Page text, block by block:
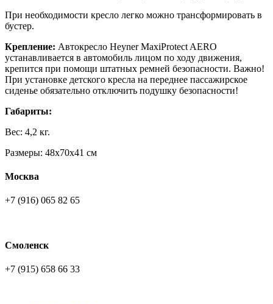
При необходимости кресло легко можно трансформировать в
бустер.
Крепление: Автокресло Heyner MaxiProtect AERO
устанавливается в автомобиль лицом по ходу движения,
крепится при помощи штатных ремней безопасности. Важно!
При установке детского кресла на переднее пассажирское
сиденье обязательно отключить подушку безопасности!
Габариты:
Вес: 4,2 кг.
Размеры: 48х70x41 см
Москва
+7 (916) 065 82 65
Смоленск
+7 (915) 658 66 33